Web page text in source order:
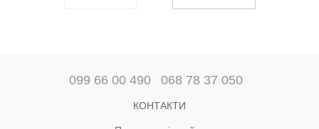
099 66 00 490 068 78 37 050
КОНТАКТИ